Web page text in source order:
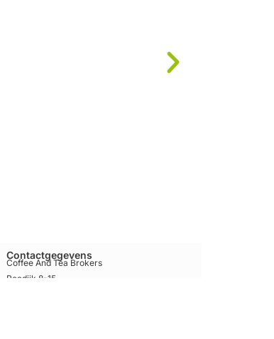
Contactgegevens
Coffee And Tea Brokers
Reedijk 8-15